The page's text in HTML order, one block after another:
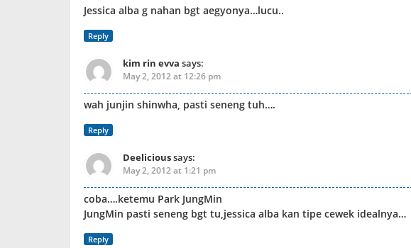
Jessica alba g nahan bgt aegyonya…lucu..
Reply
kim rin evva says:
May 2, 2012 at 12:26 pm
wah junjin shinwha, pasti seneng tuh….
Reply
Deelicioussays:
May 2, 2012 at 1:21 pm
coba….ketemu Park JungMin
JungMin pasti seneng bgt tu,jessica alba kan tipe cewek idealnya…
Reply